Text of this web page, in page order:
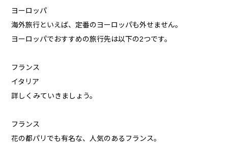
ヨーロッパ
海外旅行といえば、定番のヨーロッパも外せません。
ヨーロッパでおすすめの旅行先は以下の2つです。
フランス
イタリア
詳しくみていきましょう。
フランス
花の都パリでも有名な、人気のあるフランス。